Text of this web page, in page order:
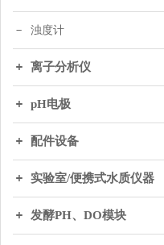
浊度计
离子分析仪
pH电极
配件设备
实验室/便携式水质仪器
发酵PH、DO模块